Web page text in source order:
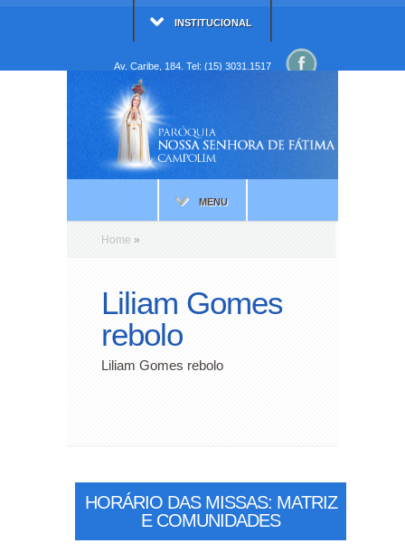
INSTITUCIONAL
Av. Caribe, 184. Tel: (15) 3031.1517
MENU
Home »
Liliam Gomes
rebolo
Liliam Gomes rebolo
HORÁRIO DAS MISSAS: MATRIZ
E COMUNIDADES